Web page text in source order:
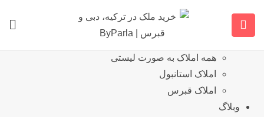
همه املاک به صورت لیستی
املاک استانبول
املاک قبرس
وبلاگ